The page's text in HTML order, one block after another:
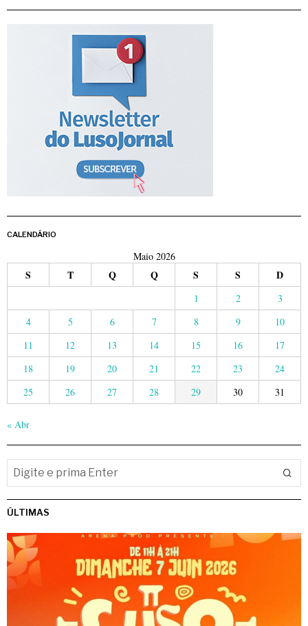
CALENDÁRIO
Maio 2026
S T Q Q S S D
1 2
3
4
5 6 7 8 9
10
11
12 13 14 15 16
17
18
19 20 21 22 23
24
25
26 27 28 29 30 31
« Abr
ÚLTIMAS